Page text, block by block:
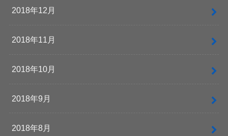
2018年12月
2018年11月
2018年10月
2018年9月
2018年8月